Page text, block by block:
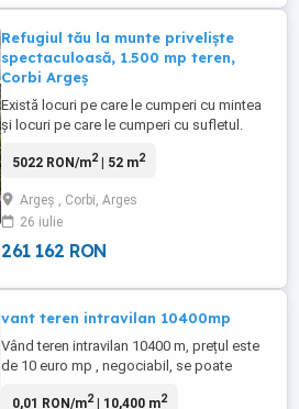
Refugiul tău la munte priveliște
spectaculoasă, 1.500 mp teren,
Corbi Argeș
Există locuri pe care le cumperi cu mintea
și locuri pe care le cumperi cu sufletul.
cafeaua privind dealurile împădurite, serile
care doar muntele o poate oferi. Fără
trafic, fără agitație, doar natură, aer curat ...
5022 RON/m2| 52 m2
Argeş , Corbi, Arges
26 iulie
261 162 RON
vant teren intravilan 10400mp
Vând teren intravilan 10400 m, prețul este
de 10 euro mp , negociabil, se poate
km de Nucsoara, 170 km de București,
0,01 RON/m2| 10,400 m2